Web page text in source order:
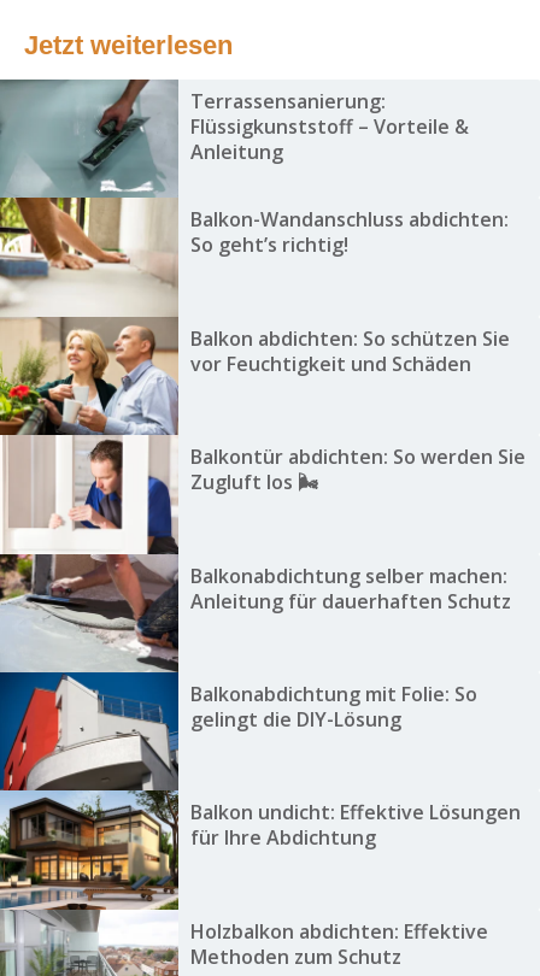
Jetzt weiterlesen
Terrassensanierung:
Flüssigkunststoff – Vorteile &
Anleitung
Balkon-Wandanschluss abdichten:
So geht’s richtig!
Balkon abdichten: So schützen Sie
vor Feuchtigkeit und Schäden
Balkontür abdichten: So werden Sie
Zugluft los 🌬️
Balkonabdichtung selber machen:
Anleitung für dauerhaften Schutz
Balkonabdichtung mit Folie: So
gelingt die DIY-Lösung
Balkon undicht: Effektive Lösungen
für Ihre Abdichtung
Holzbalkon abdichten: Effektive
Methoden zum Schutz